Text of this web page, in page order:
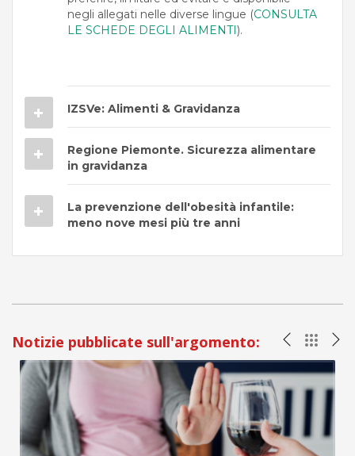
negli allegati nelle diverse lingue (CONSULTA
LE SCHEDE DEGLI ALIMENTI).
IZSVe: Alimenti & Gravidanza
Regione Piemonte. Sicurezza alimentare
in gravidanza
La prevenzione dell'obesità infantile:
meno nove mesi più tre anni
Notizie pubblicate sull'argomento: